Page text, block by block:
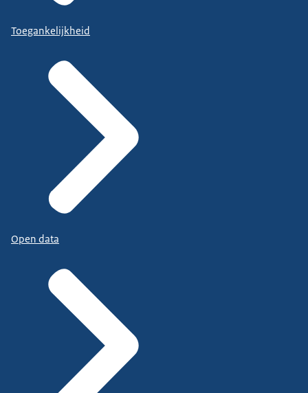
Toegankelijkheid
Open data